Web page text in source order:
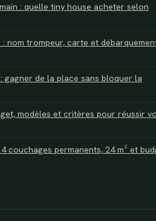
: quelle tiny house acheter selon
: nom trompeur, carte et
gagner de la place sans bloquer la
modèles et critères pour réussir
couchages permanents, 24 m² et